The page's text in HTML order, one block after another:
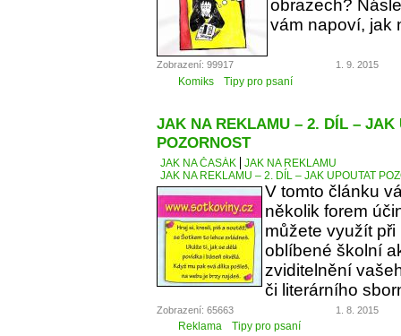
obrazech?
vám napoví, jak
Zobrazení: 99917 1. 9. 2015
Komiks Tipy pro psaní
JAK NA REKLAMU – 2. DÍL – JAK
POZORNOST
JAK NA ČASÁK
JAK NA REKLAMU
JAK NA REKLAMU – 2. DÍL – JAK UPOUTAT
V tomto článku
několik forem
můžete využít
oblíbené školní
zviditelnění
či literárního
Zobrazení: 65663 1. 8. 2015
Reklama Tipy pro psaní